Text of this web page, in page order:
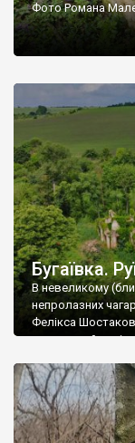
Фото Романа
Бугаївка.
В невеликому
непролазних
Фелікса
радянський
століття тут
палацу виїхала